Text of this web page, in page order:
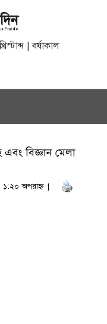
| বর্ষাকাল
এবং বিজ্ঞান মেলা
১:২০ অপরাহ্ণ